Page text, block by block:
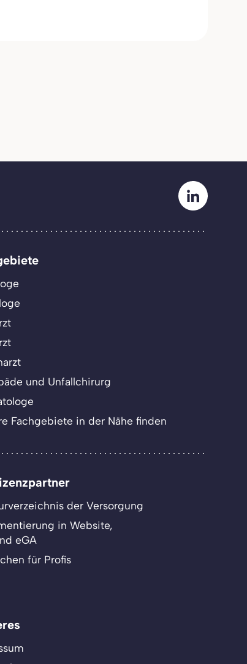
und Unfallchirurg
Fachgebiete in der Nähe finden
der Versorgung
in Website,
eGA
für Profis